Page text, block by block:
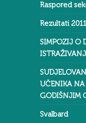
Raspored
Rezultati 2011
SIMPOZIJ O
UČENIKA NA
GODIŠNJIM
Svalbard